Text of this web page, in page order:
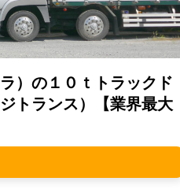
）の１０ｔトラックド
トランス）【業界最大